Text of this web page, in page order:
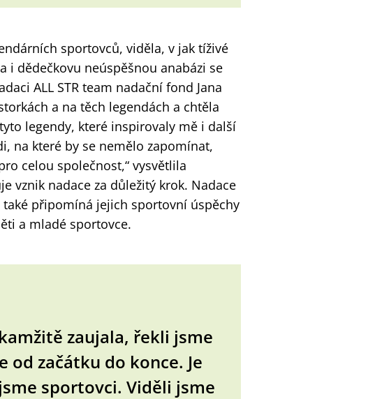
sportovců, viděla, v jak tíživé
i dědečkovu neúspěšnou anabázi se
ALL STR team nadační fond Jana
a na těch legendách a chtěla
legendy, které inspirovaly mě i další
na které by se nemělo zapomínat,
celou společnost,“ vysvětlila
vznik nadace za důležitý krok. Nadace
připomíná jejich sportovní úspěchy
a mladé sportovce.
zaujala, řekli jsme
začátku do konce. Je
sportovci. Viděli jsme